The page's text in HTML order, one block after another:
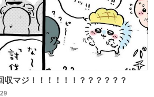
収マジ！！！！！！？？？？？？